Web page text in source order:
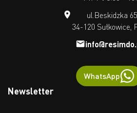
ul.Beskidzka
34-120 Sułkowice,
WhatsApp
Newsletter